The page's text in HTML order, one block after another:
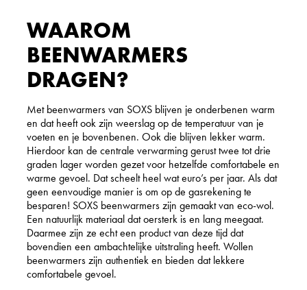
WAAROM
BEENWARMERS
DRAGEN?
Met beenwarmers van SOXS blijven je onderbenen warm
en dat heeft ook zijn weerslag op de temperatuur van je
voeten en je bovenbenen. Ook die blijven lekker warm.
Hierdoor kan de centrale verwarming gerust twee tot drie
graden lager worden gezet voor hetzelfde comfortabele en
warme gevoel. Dat scheelt heel wat euro’s per jaar. Als dat
geen eenvoudige manier is om op de gasrekening te
besparen! SOXS beenwarmers zijn gemaakt van eco-wol.
Een natuurlijk materiaal dat oersterk is en lang meegaat.
Daarmee zijn ze echt een product van deze tijd dat
bovendien een ambachtelijke uitstraling heeft. Wollen
beenwarmers zijn authentiek en bieden dat lekkere
comfortabele gevoel.